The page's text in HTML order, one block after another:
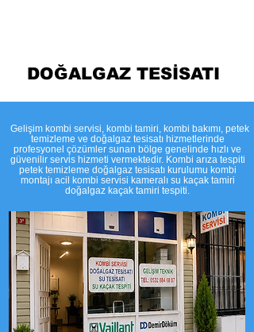
DOĞALGAZ TESİSATI
​Gelişim kombi servisi, kombi tamiri, kombi bakımı, petek
temizleme ve doğalgaz tesisatı hizmetlerinde
profesyonel çözümler sunan bölge genelinde hızlı ve
güvenilir servis hizmeti vermektedir. Kombi arıza tespiti
petek temizleme doğalgaz tesisatı kurulumu kombi
montajı acil kombi servisi kameralı su kaçak tamiri
doğalgaz kaçak tamiri tespiti.